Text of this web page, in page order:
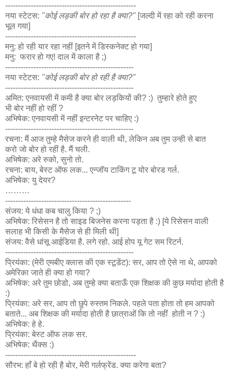
---------------------------------------------------
नया स्टेटस: "कोई लड़की बोर हो रहा है क्या?" [जल्दी में रहा को रही करना
भूल गया]
---------------------------------------------------
मनु: हो रही यार रहा नहीं [इतने में डिस्कनेक्ट हो गया]
मनु: फरार हो गए! दाल में काला है ;)
--------------------------------------------------
नया स्टेटस: "कोई लड़की बोर हो रही है क्या?"
--------------------------------------------------
अमित: एनवायसी में कमी है क्या बोर लड़कियों की? :) तुम्हारे होते हुए
भी बोर नहीं हो रहीं ?
अभिषेक: एनवायसी में नहीं इन्टरनेट पर चाहिए :)
--------------------------------------------------
रचना: मैं आज तुम्हे मैसेज करने ही वाली थी, लेकिन अब तुम उन्ही से बात
करो जो बोर हो रहीं है. मैं चली.
अभिषेक: अरे रुको, सुनो तो.
रचना: बाय, बेस्ट ऑफ लक... एन्जॉय टाकिंग टू योर बोरड गर्ल.
अभिषेक: यु देयर?
………
-------------------------------------------------
संजय: ये धंधा कब चालु किया ? ;)
अभिषेक: रिसेसन है तो साइड बिजनेस करना पड़ता है :) [ये रिसेसन वाली
सलाह भी किसी के मैसेज से ही मिली थी]
संजय: वैसे धांसू आईडिया है. लगे रहो. आई होप यू गेट सम रिटर्न.
--------------------------------------------------
प्रियंका: (मेरी एमबीए क्लास की एक स्टूडेंट): सर, आप तो ऐसे ना थे, आपको
अमेरिका जाते ही क्या हो गया?
अभिषेक: अरे तुम छोडो, अब तुम्हे क्या बताऊँ एक शिक्षक की कुछ मर्यादा होती है
:)
प्रियंका: अरे सर, आप तो छुपे रुस्तम निकले. पहले पता होता तो हम आपको
बताते... अब शिक्षक की मर्यादा होती है छात्राओं कि तो नहीं होती न ? :)
अभिषेक: हे हे.
प्रियंका: बेस्ट ऑफ लक सर.
अभिषेक: थैंक्स :)
---------------------------------------------------
सौरभ: हाँ बे हो रही है बोर, मेरी गर्लफ्रेंड. क्या करेगा बता?